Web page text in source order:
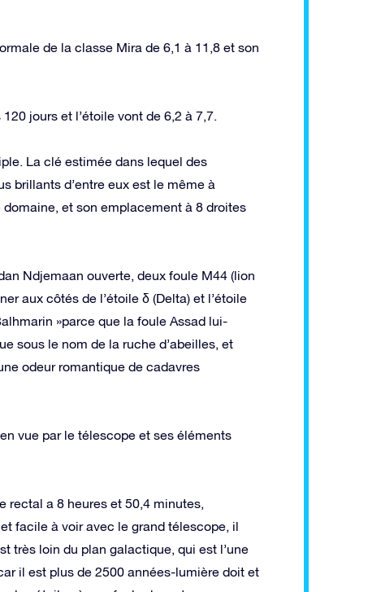
de la classe Mira de 6,1 à 11,8 et son
120 jours et l’étoile vont de 6,2 à 7,7.
La clé estimée dans lequel des
brillants d’entre eux est le même à
et son emplacement à 8 droites
Ndjemaan ouverte, deux foule M44 (lion
aux côtés de l’étoile δ (Delta) et l’étoile
»parce que la foule Assad lui-
sous le nom de la ruche d’abeilles, et
odeur romantique de cadavres
vue par le télescope et ses éléments
rectal a 8 heures et 50,4 minutes,
facile à voir avec le grand télescope, il
très loin du plan galactique, qui est l’une
il est plus de 2500 années-lumière doit et